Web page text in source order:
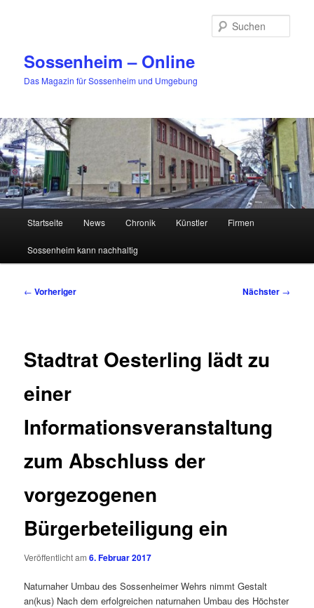
Sossenheim – Online
Das Magazin für Sossenheim und Umgebung
Startseite News Chronik Künstler Firmen
Sossenheim kann nachhaltig
Beitragsnavigation
← Vorheriger Nächster →
Stadtrat Oesterling lädt zu
einer
Informationsveranstaltung
zum Abschluss der
vorgezogenen
Bürgerbeteiligung ein
Veröffentlicht am6. Februar 2017
Naturnaher Umbau des Sossenheimer Wehrs nimmt Gestalt
an(kus) Nach dem erfolgreichen naturnahen Umbau des Höchster